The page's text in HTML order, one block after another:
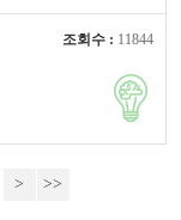
조회수 : 11844
> >>